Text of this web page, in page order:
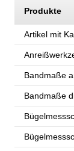
Produkte
Artikel mit
Bandmaße
Bandmaße